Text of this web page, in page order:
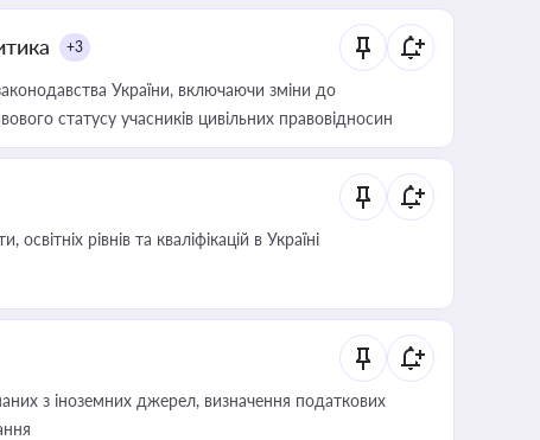
+3
України, включаючи зміни до
статусу учасників цивільних правовідносин
рівнів та кваліфікацій в Україні
з іноземних джерел, визначення податкових